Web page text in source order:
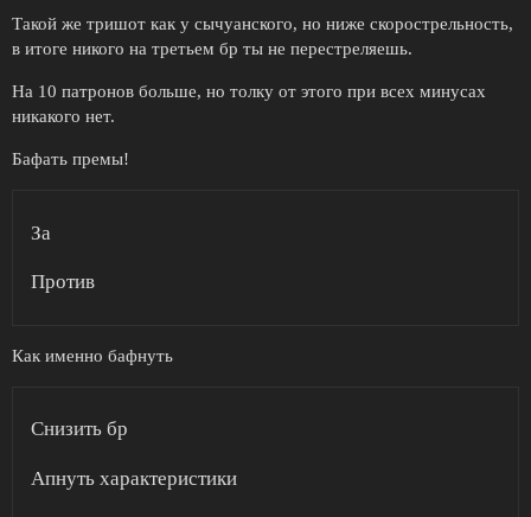
Такой же тришот как у сычуанского, но ниже скорострельность,
в итоге никого на третьем бр ты не перестреляешь.
На 10 патронов больше, но толку от этого при всех минусах
никакого нет.
Бафать премы!
За
Против
Как именно бафнуть
Снизить бр
Апнуть характеристики